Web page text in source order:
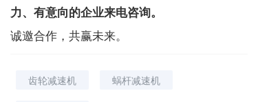
力、有意向的企业来电咨询。
诚邀合作，共赢未来。
齿轮减速机 蜗杆减速机